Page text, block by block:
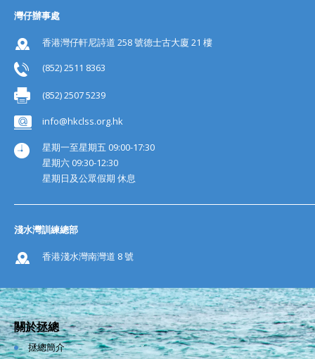
灣仔辦事處
香港灣仔軒尼詩道 258 號德士古大廈 21 樓
(852) 2511 8363
(852) 2507 5239
info@hkclss.org.hk
星期一至星期五 09:00-17:30
星期六 09:30-12:30
星期日及公眾假期 休息
淺水灣訓練總部
香港淺水灣南灣道 8 號
關於拯總
拯總簡介